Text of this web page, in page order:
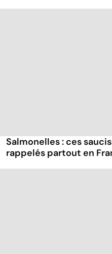
Salmonelles : ces
rappelés partout en